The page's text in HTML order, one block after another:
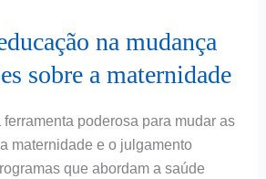
na mudança
sobre a maternidade
poderosa para mudar as
maternidade e o julgamento
que abordam a saúde